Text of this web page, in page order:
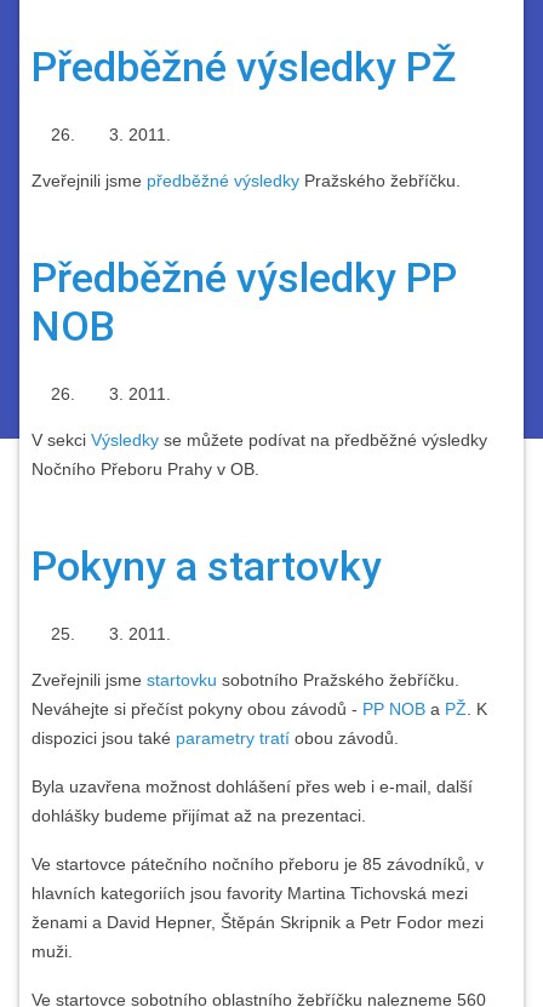
Předběžné výsledky PŽ
2011.
Zveřejnili jsme předběžné výsledky Pražského žebříčku.
Předběžné výsledky PP
NOB
2011.
V sekci Výsledky se můžete podívat na předběžné výsledky
Nočního Přeboru Prahy v OB.
Pokyny a startovky
2011.
Zveřejnili jsme startovku sobotního Pražského žebříčku.
Neváhejte si přečíst pokyny obou závodů - PP NOB a PŽ . K
dispozici jsou také parametry tratí obou závodů.
Byla uzavřena možnost dohlášení přes web i e-mail, další
dohlášky budeme přijímat až na prezentaci.
Ve startovce pátečního nočního přeboru je 85 závodníků, v
hlavních kategoriích jsou favority Martina Tichovská mezi
ženami a David Hepner, Štěpán Skripnik a Petr Fodor mezi
muži.
Ve startovce sobotního oblastního žebříčku nalezneme 560